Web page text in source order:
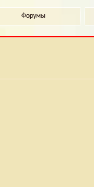
Форумы